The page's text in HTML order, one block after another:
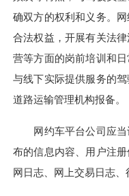
确双方的权利和义务。
合法权益，开展有关法
营等方面的岗前培训和
与线下实际提供服务的
道路运输管理机构报备。
网约车平台公司应当
布的信息内容、用户注
网日志、网上交易日志、